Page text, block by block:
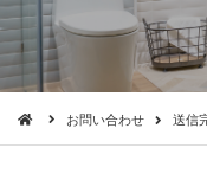
お問い合わせ 送信